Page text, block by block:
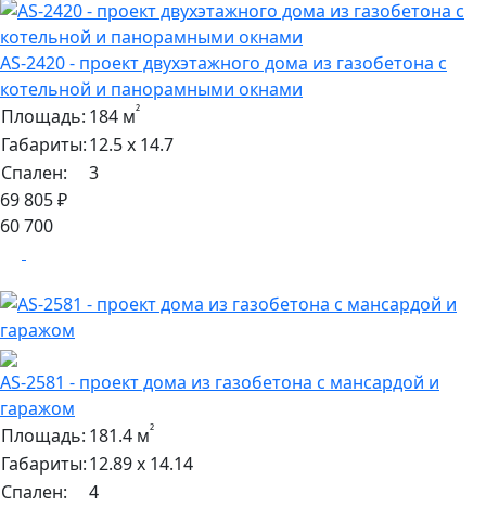
AS-2420 - проект двухэтажного дома из газобетона с
котельной и панорамными окнами
Площадь: 184 м²
Габариты:12.5 х 14.7
Спален:
3
69 805 ₽
60 700
AS-2581 - проект дома из газобетона с мансардой и
гаражом
Площадь: 181.4 м²
Габариты:12.89 х 14.14
Спален:
4